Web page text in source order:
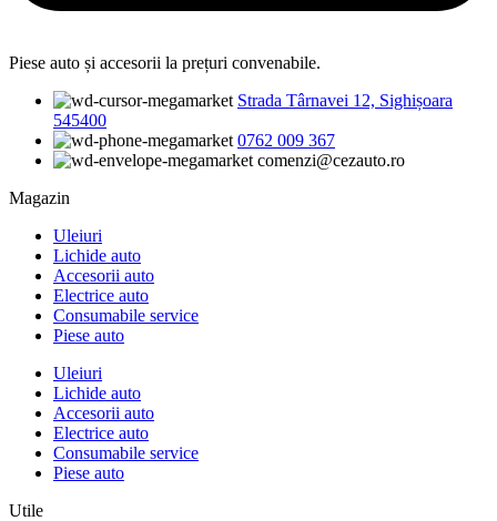
Piese auto și accesorii la prețuri convenabile.
Strada Târnavei 12, Sighișoara
545400
0762 009 367
comenzi@cezauto.ro
Magazin
Uleiuri
Lichide auto
Accesorii auto
Electrice auto
Consumabile service
Piese auto
Uleiuri
Lichide auto
Accesorii auto
Electrice auto
Consumabile service
Piese auto
Utile